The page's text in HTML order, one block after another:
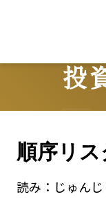
投
順序リス
読み： じゅん